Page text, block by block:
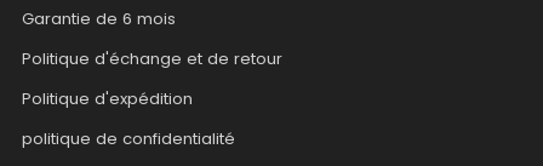
Garantie de 6 mois
Politique d'échange et de retour
Politique d'expédition
politique de confidentialité